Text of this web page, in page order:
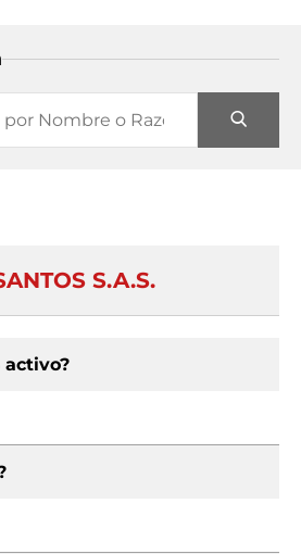
S.A.S.
activo?